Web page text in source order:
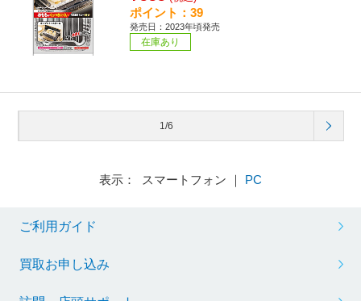
ポイント：39
発売日：2023年頃発売
在庫あり
1/6
表示： スマートフォン ｜ PC
ご利用ガイド
買取お申し込み